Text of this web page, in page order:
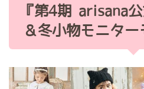
『第4期 arisana
＆冬小物モニタ